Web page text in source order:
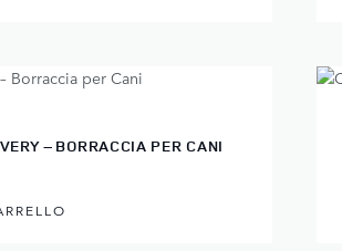
– BORRACCIA PER CANI